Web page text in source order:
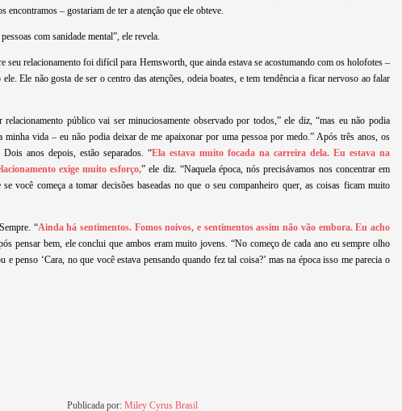
encontramos – gostariam de ter a atenção que ele obteve.
com sanidade mental”, ele revela.
seu relacionamento foi difícil para Hemsworth, que ainda estava se acostumando com os holofotes –
ele. Ele não gosta de ser o centro das atenções, odeia boates, e tem tendência a ficar nervoso ao falar
relacionamento público vai ser minuciosamente observado por todos,” ele diz, “mas eu não podia
minha vida – eu não podia deixar de me apaixonar por uma pessoa por medo.” Após três anos, os
anos depois, estão separados. “Ela estava muito focada na carreira dela. Eu estava na
exige muito esforço,” ele diz. “Naquela época, nós precisávamos nos concentrar em
você começa a tomar decisões baseadas no que o seu companheiro quer, as coisas ficam muito
“Ainda há sentimentos. Fomos noivos, e sentimentos assim não vão embora. Eu acho
pensar bem, ele conclui que ambos eram muito jovens. “No começo de cada ano eu sempre olho
e penso ‘Cara, no que você estava pensando quando fez tal coisa?’ mas na época isso me parecia o
Publicada por: Miley Cyrus Brasil